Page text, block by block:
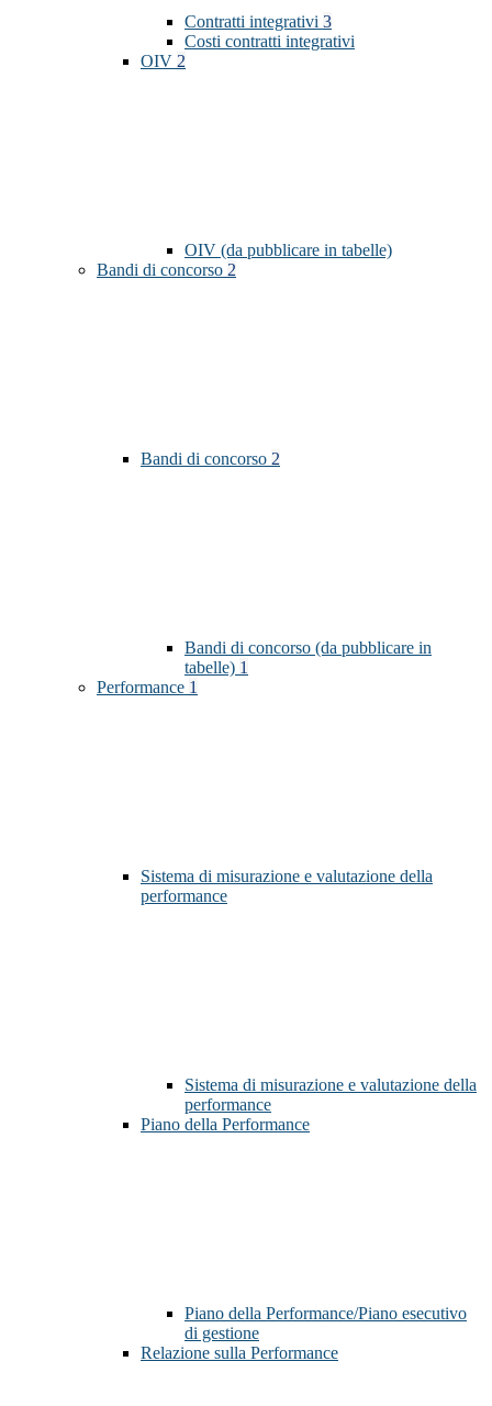
Contratti integrativi 3
Costi contratti integrativi
OIV 2
OIV (da pubblicare in tabelle)
Bandi di concorso 2
Bandi di concorso 2
Bandi di concorso (da pubblicare in
tabelle) 1
Performance 1
Sistema di misurazione e valutazione della
performance
Sistema di misurazione e valutazione della
performance
Piano della Performance
Piano della Performance/Piano esecutivo
di gestione
Relazione sulla Performance